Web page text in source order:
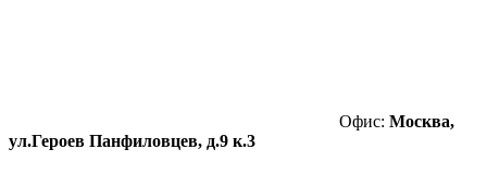
Офис: Москва,
ул.Героев Панфиловцев, д.9 к.3